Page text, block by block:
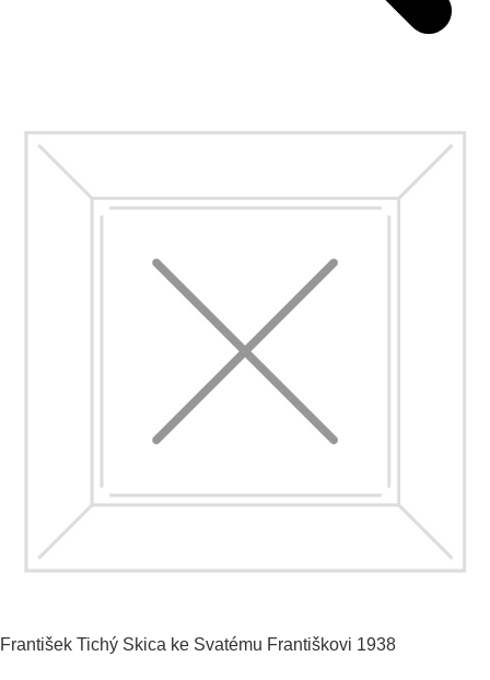
František Tichý Skica ke Svatému Františkovi 1938